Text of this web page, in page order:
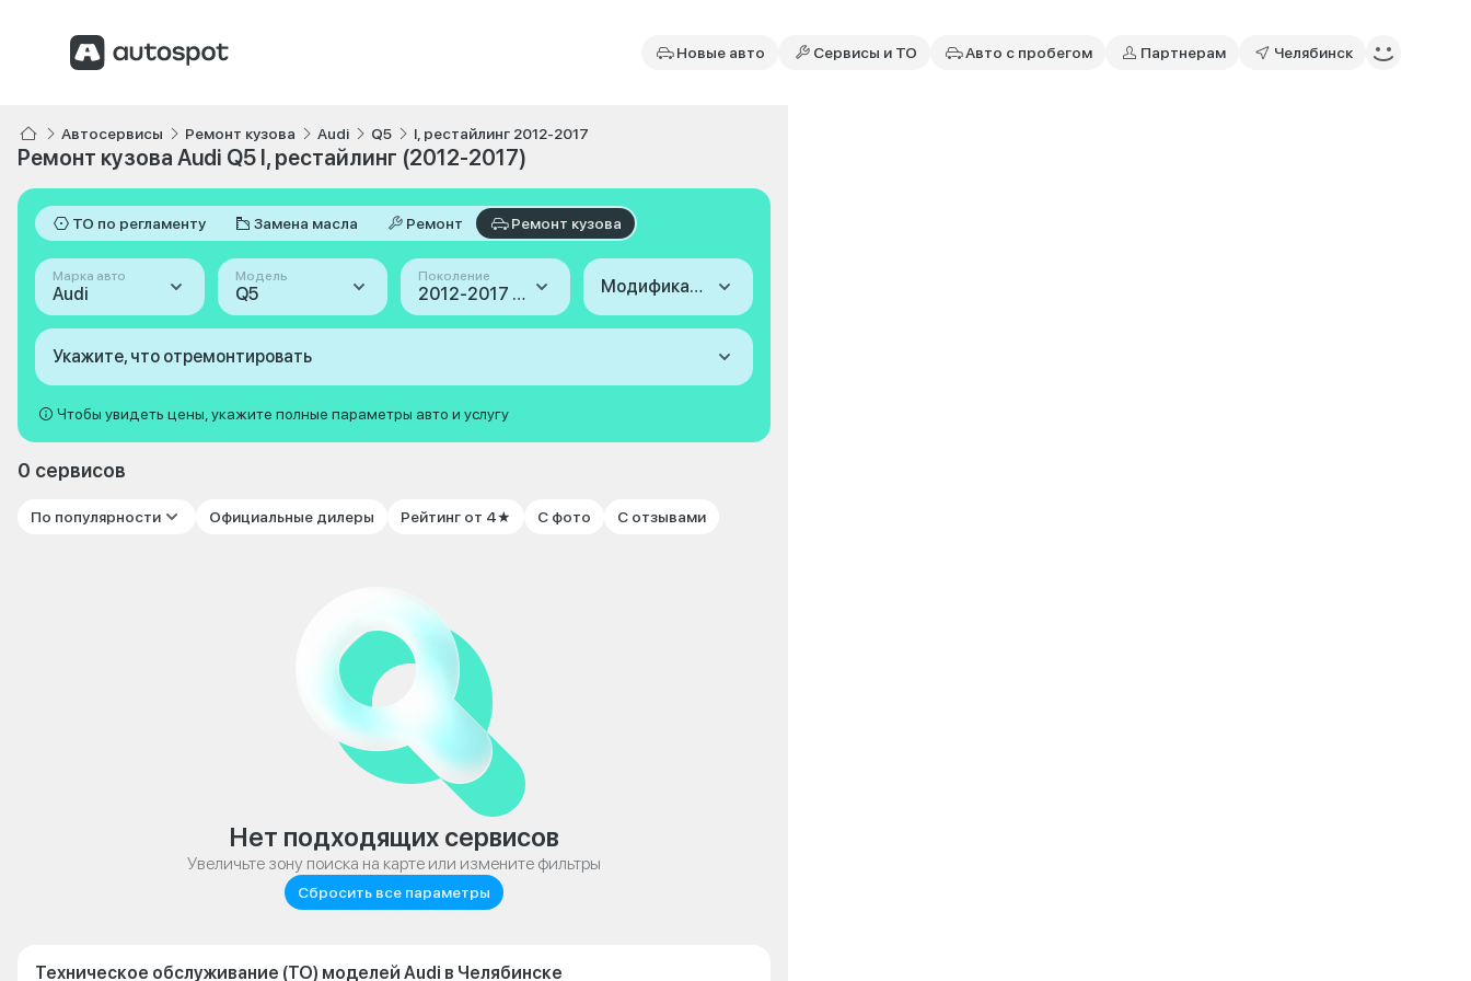
Новые авто Сервисы и ТО Авто с пробегом Партнерам Челябинск
Автосервисы Ремонт кузова Audi Q5 I, рестайлинг 2012-2017
Ремонт кузова Audi Q5 I, рестайлинг (2012-2017)
ТО по регламенту Замена масла Ремонт Ремонт кузова
Марка авто
Audi
Модель
Q5
Поколение
2012-2017 (I, рестайлинг) Модификация
Укажите, что отремонтировать
Чтобы увидеть цены, укажите полные параметры авто и услугу
0 сервисов
По популярности Официальные дилеры Рейтинг от 4★ С фото С отзывами
Нет подходящих сервисов
Увеличьте зону поиска на карте или измените фильтры
Сбросить все параметры
Техническое обслуживание (ТО) моделей Audi в Челябинске